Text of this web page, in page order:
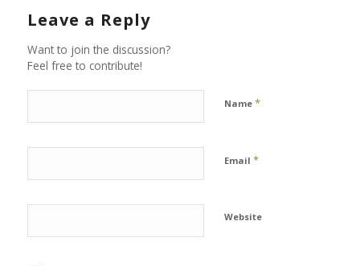
Leave a Reply
Want to join the discussion?
Feel free to contribute!
Name *
Email *
Website